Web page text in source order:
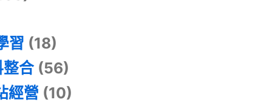
習 (18)
合(56)
經營 (10)